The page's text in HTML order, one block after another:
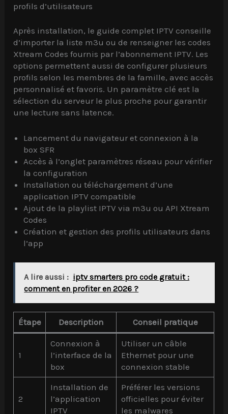
profils d’utilisateurs
Après installation, le guide complet IPTV conseille
d’importer la liste m3u ou de renseigner les codes
Xtream Codes fournis par l’abonnement IPTV. Les
options permettent aussi de configurer plusieurs
profils selon les membres de la famille, avec accès
personnalisé et favoris. Un paramètre clé est la
sélection du serveur le plus proche pour garantir
une lecture sans latence.
Lancement du navigateur et connexion à la
box SFR
Accès à l’onglet paramètres réseau pour vérifier
la configuration
Installation ou téléchargement d’une
application IPTV compatible
Ajout de la playlist IPTV via m3u ou API Xtream
Codes
Création et gestion des profils utilisateurs dans
l’app
A lire aussi : iptv smarters pro code gratuit :
comment en profiter en 2026 ?
Étape Description Conseil pratique
1
Connexion à
l’interface de la
box
Utiliser un câble
Ethernet pour une
connexion stable
2
Installation de
l’application
IPTV
Préférer les versions
officielles pour éviter
les malwares